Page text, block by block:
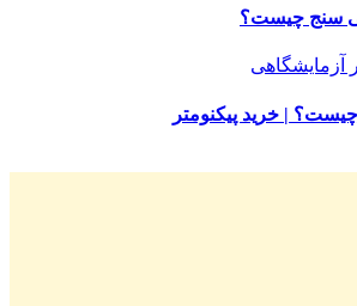
سنج چیست؟
| خرید پیکنومتر